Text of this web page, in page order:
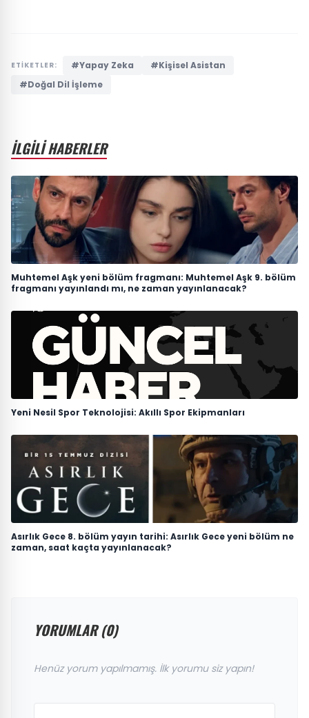
ETİKETLER: #Yapay Zeka
#Kişisel Asistan
#Doğal Dil İşleme
İLGİLİ HABERLER
Muhtemel Aşk yeni bölüm fragmanı: Muhtemel Aşk 9. bölüm
fragmanı yayınlandı mı, ne zaman yayınlanacak?
Yeni Nesil Spor Teknolojisi: Akıllı Spor Ekipmanları
Asırlık Gece 8. bölüm yayın tarihi: Asırlık Gece yeni bölüm ne
zaman, saat kaçta yayınlanacak?
YORUMLAR (0)
Henüz yorum yapılmamış. İlk yorumu siz yapın!